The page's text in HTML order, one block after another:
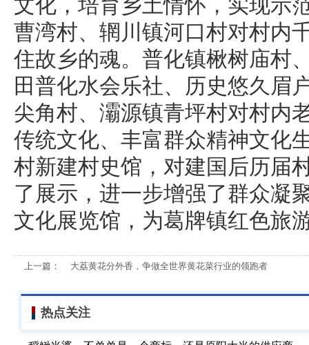
文化，培育乡土情怀，实现示
曹湾村、辋川镇河口村对村内
住故乡的魂。普化镇楸树庙村
田普化水会乐社、历史悠久眉
尖角村、灞源镇青坪村对村内
传统文化、丰富群众精神文化
村新建村史馆，对建国后历届
了展示，进一步增强了群众凝
文化展览馆，为葛牌镇红色旅
上一篇： 大荔黄花分外香，争做全世界黄花菜行业的领跑者
热点关注